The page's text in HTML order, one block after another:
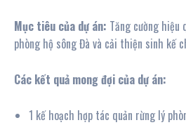
Mục tiêu của dự án: Tăng cường hiệu
phòng hộ sông Đà và cải thiện sinh kế
Các kết quả mong đợi của dự án:
1 kế hoạch hợp tác quản rừng lý